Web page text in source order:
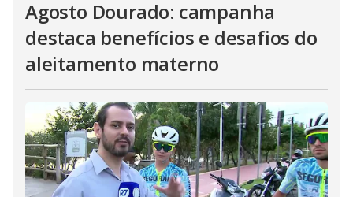
Agosto Dourado: campanha
destaca benefícios e desafios do
aleitamento materno